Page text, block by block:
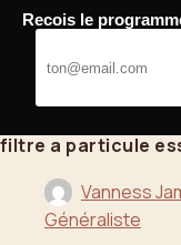
Passer
contenu
Bahoo
filtre a particule
Vanness
Généraliste
Recois le